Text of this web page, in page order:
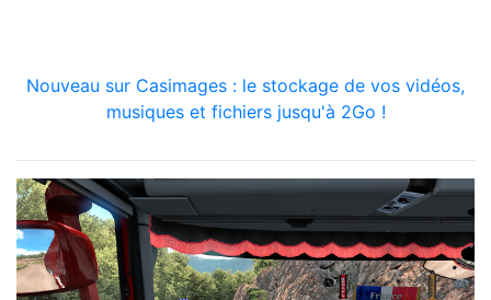
Nouveau sur Casimages : le stockage de vos vidéos,
musiques et fichiers jusqu'à 2Go !